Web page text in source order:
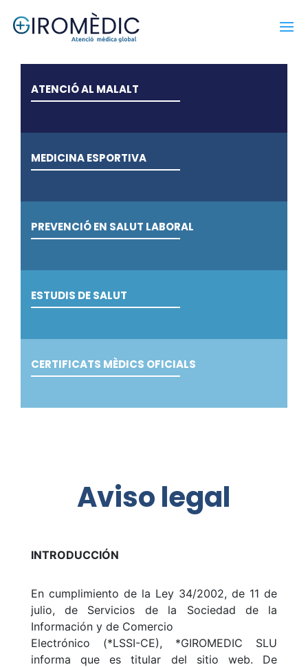
ATENCIÓ AL MALALT
MEDICINA ESPORTIVA
PREVENCIÓ EN SALUT LABORAL
ESTUDIS DE SALUT
CERTIFICATS MÈDICS OFICIALS
Aviso legal
INTRODUCCIÓN
En cumplimiento de la Ley 34/2002, de 11 de
julio, de Servicios de la Sociedad de la
Información y de Comercio
Electrónico (*LSSI-CE), *GIROMEDIC SLU
informa que es titular del sitio web. De